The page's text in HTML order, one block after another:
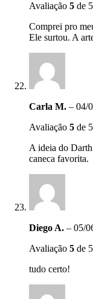
Avaliação 5 de 5
Comprei pro
Ele surtou. A
Carla M. – 04/
Avaliação 5 de 5
A ideia do
caneca favorita.
Diego A. – 05/
Avaliação 5 de 5
tudo certo!